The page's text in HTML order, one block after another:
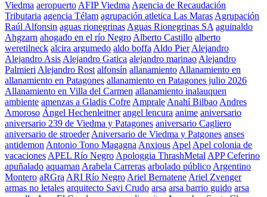
Viedma aeropuerto AFIP Viedma Agencia de Recaudación
Tributaria agencia Télam agrupación atletica Las Maras Agrupación
Raúl Alfonsin aguas rionegrinas Aguas Rionegrinas SA aguinaldo
Ahgzarn ahogado en el río Negro Alberto Castillo alberto
weretilneck alcira argumedo aldo boffa Aldo Pier Alejandro
Alejandro Asis Alejandro Gatica alejandro marinao Alejandro
Palmieri Alejandro Rost alfonsín allanamiento Allanamiento en
allanamiento en Patagones allanamiento en Patagones julio 2026
Allanamiento en Villa del Carmen allanamiento inalauquen
ambiente amenzas a Gladis Cofre Amprale Anahí Bilbao Andres
Amoroso Ángel Hechenleitner angel lencura anime aniversario
aniversario 239 de Viedma y Patagones aniversario Cagliero
aniversario de stroeder Aniversario de Viedma y Patgones anses
antidemon Antonio Tono Magagna Anxious Apel Apel colonia de
vacaciones APEL Río Negro Apologgia ThrashMetal APP Ceferino
apuñalado aquaman Arabela Carreras arbolado público Argentino
Montero aRGra ARI Río Negro Ariel Bernatene Ariel Zvenger
armas no letales arquitecto Savi Crudo arsa arsa barrio guido arsa